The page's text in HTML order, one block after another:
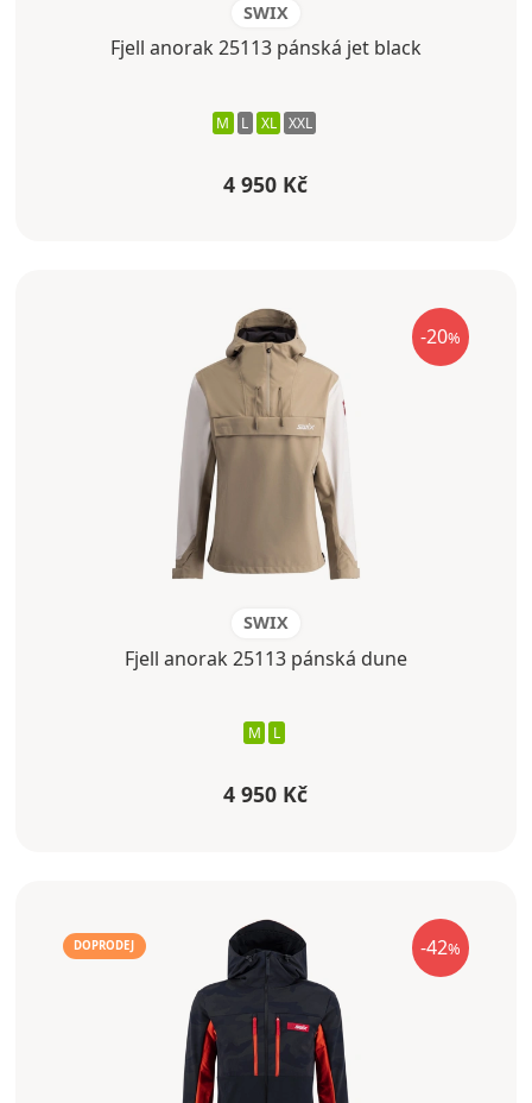
SWIX
Fjell anorak 25113 pánská jet black
M L XL XXL
4 950 Kč
-20%
SWIX
Fjell anorak 25113 pánská dune
M L
4 950 Kč
-42%
DOPRODEJ